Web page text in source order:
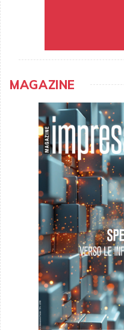
MAGAZINE